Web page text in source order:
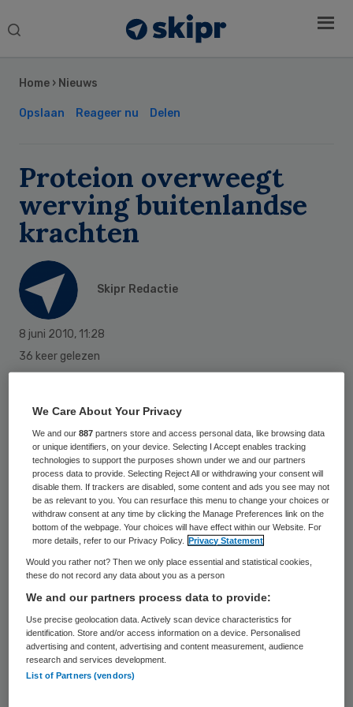
Search
Home › Nieuws
Opslaan Reageer nu Delen
Proteion overweegt
werving buitenlandse
krachten
Skipr Redactie
8 juni 2010, 11:28
36 keer gelezen
Proteion Thuis overweegt verzorgenden en
verpleegkundigen in het buitenland te
werven om het dreigende personeelstekort
tegen te gaan. Daarnaast zet de
organisatie in op opleiding en technische
innovaties, aldus lid van de raad van
bestuur Wiel Ploegman in Dagblad de
Limburger.
Seizoensarbeiders
Ploegman inDagblad de Limburger
moet je ogen niet sluiten voor de
Sidebar
We Care About Your Privacy
We and our887 partners store and access personal data, like browsing data
or unique identifiers, on your device. Selecting I Accept enables tracking
technologies to support the purposes shown under we and our partners
process data to provide. Selecting Reject All or withdrawing your consent will
disable them. If trackers are disabled, some content and ads you see may not
be as relevant to you. You can resurface this menu to change your choices or
withdraw consent at any time by clicking the Manage Preferences link on the
bottom of the webpage. Your choices will have effect within our Website. For
more details, refer to our Privacy Policy.
Privacy Statement
Would you rather not? Then we only place essential and statistical cookies,
these do not record any data about you as a person
We and our partners process data to provide:
Use precise geolocation data. Actively scan device characteristics for
identification. Store and/or access information on a device. Personalised
advertising and content, advertising and content measurement, audience
research and services development.
List of Partners (vendors)